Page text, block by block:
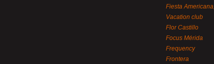
Fiesta Americana,
Vacation club
Flor Castillo
Focus Mérida
Frequency
Frontera